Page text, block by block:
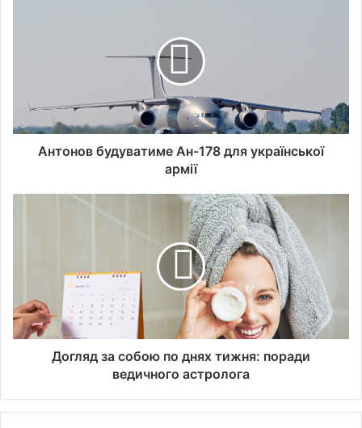
Антонов будуватиме Ан-178 для української
армії
Догляд за собою по днях тижня: поради
ведичного астролога